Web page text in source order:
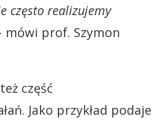
często realizujemy
mówi prof. Szymon
część
Jako przykład podaje